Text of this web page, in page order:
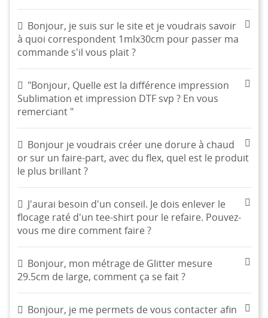
Bonjour, je suis sur le site et je voudrais savoir
à quoi correspondent 1mlx30cm pour passer ma
commande s'il vous plait ?
"Bonjour, Quelle est la différence impression
Sublimation et impression DTF svp ? En vous
remerciant "
Bonjour je voudrais créer une dorure à chaud
or sur un faire-part, avec du flex, quel est le produit
le plus brillant ?
J'aurai besoin d'un conseil. Je dois enlever le
flocage raté d'un tee-shirt pour le refaire. Pouvez-
vous me dire comment faire ?
Bonjour, mon métrage de Glitter mesure
29.5cm de large, comment ça se fait ?
Bonjour, je me permets de vous contacter afin